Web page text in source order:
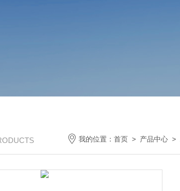
我的位置： 首页 > 产品中心 >